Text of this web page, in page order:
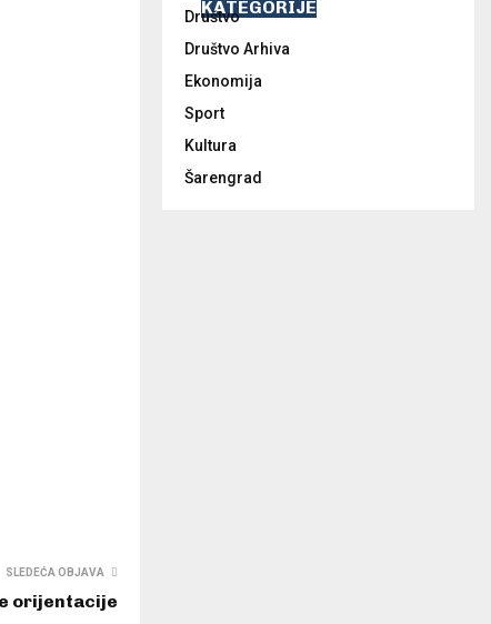
SLEDEĆA OBJAVA
orijentacije
KATEGORIJE
Društvo
Društvo Arhiva
Ekonomija
Sport
Kultura
Šarengrad